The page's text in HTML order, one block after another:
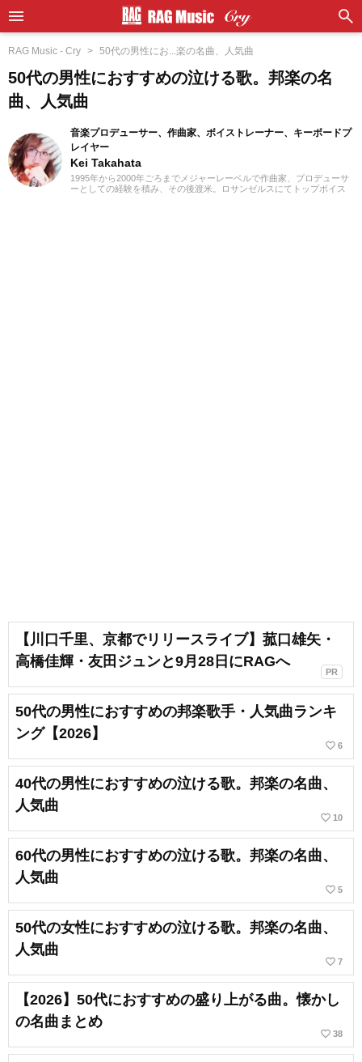
RAG Music - Cry 50代の男性にお...楽の名曲、人気曲
50代の男性におすすめの泣ける歌。邦楽の名
曲、人気曲
音楽プロデューサー、作曲家、ボイストレーナー、キーボードプ
レイヤー
Kei Takahata
1995年から2000年ごろまでメジャーレーベルで作曲家、プロデューサ
ーとしての経験を積み、その後渡米。ロサンゼルスにてトップボイス
【川口千里、京都でリリースライブ】菰口雄矢・
高橋佳輝・友田ジュンと9月28日にRAGへ
PR
50代の男性におすすめの邦楽歌手・人気曲ランキ
ング【2026】
favorite_border 6
40代の男性におすすめの泣ける歌。邦楽の名曲、
人気曲
favorite_border 10
60代の男性におすすめの泣ける歌。邦楽の名曲、
人気曲
favorite_border 5
50代の女性におすすめの泣ける歌。邦楽の名曲、
人気曲
favorite_border 7
【2026】50代におすすめの盛り上がる曲。懐かし
の名曲まとめ
favorite_border 38